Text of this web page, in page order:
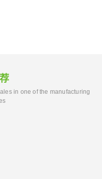
in one of the manufacturing